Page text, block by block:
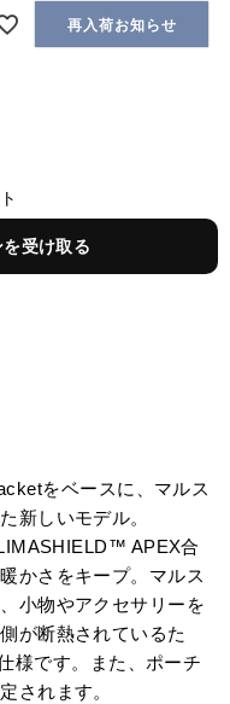
再入荷お知らせ
受け取る
をベースに、マルス
新しいモデル。
APEX合
かさをキープ。マルス
小物やアクセサリーを
が断熱されているた
様です。また、ポーチ
されます。